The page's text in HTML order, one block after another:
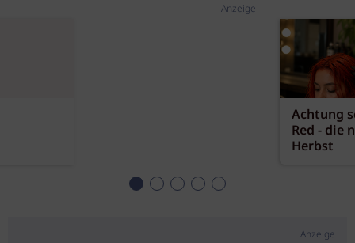
Anzeige
Achtung
Red - die
Herbst
Anzeige